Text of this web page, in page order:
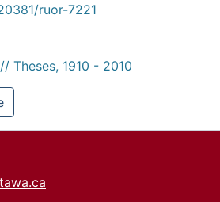
ruor-7221
Theses, 1910 - 2010